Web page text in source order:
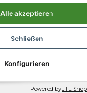
Powered byJTL-Shop
Alle akzeptieren
Schließen
Konfigurieren